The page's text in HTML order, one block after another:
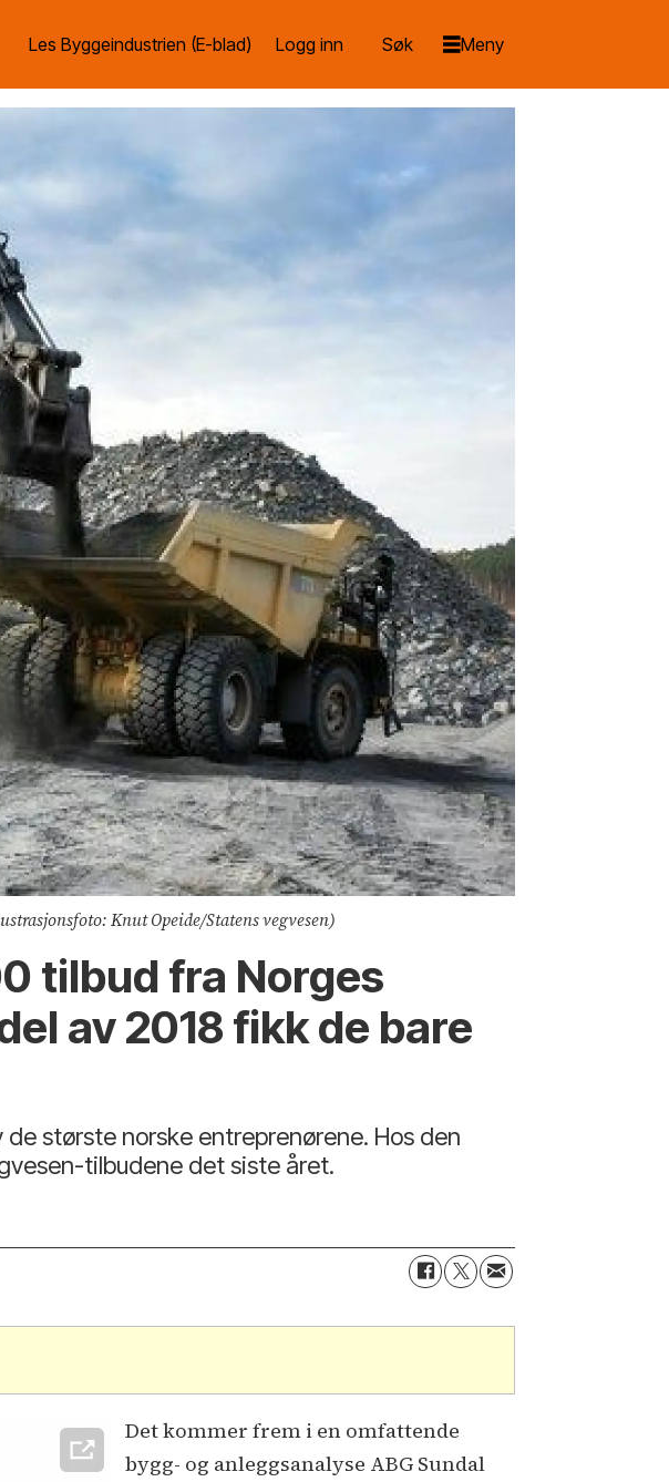
Les Byggeindustrien (E-blad) Logg inn
Knut Opeide/Statens vegvesen)
tilbud fra Norges
av 2018 fikk de bare
største norske entreprenørene. Hos den
tilbudene det siste året.
Det kommer frem i en omfattende
bygg- og anleggsanalyse ABG Sundal